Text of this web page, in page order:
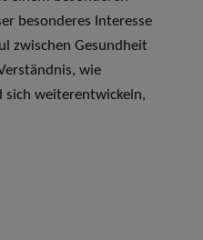
besonderes Interesse
zwischen Gesundheit
wie
sich weiterentwickeln,